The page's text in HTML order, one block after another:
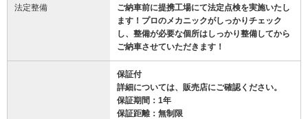
法定整備
ご納車前に提携工場にて法定点検を実施いたし
ます！プロのメカニックがしっかりチェック
し、整備が必要な個所はしっかり整備してから
ご納車させていただきます！
保証付
詳細については、販売店にご確認ください。
保証期間：1年
保証距離：無制限